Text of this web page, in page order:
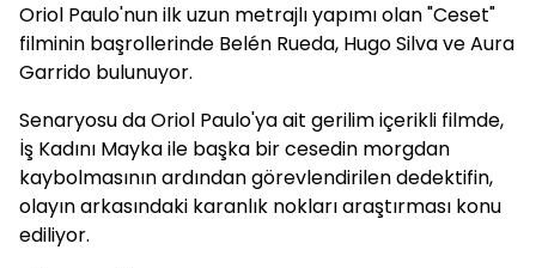
Oriol Paulo'nun ilk uzun metrajlı yapımı olan "Ceset"
filminin başrollerinde Belén Rueda, Hugo Silva ve Aura
Garrido bulunuyor.
Senaryosu da Oriol Paulo'ya ait gerilim içerikli filmde,
İş Kadını Mayka ile başka bir cesedin morgdan
kaybolmasının ardından görevlendirilen dedektifin,
olayın arkasındaki karanlık nokları araştırması konu
ediliyor.